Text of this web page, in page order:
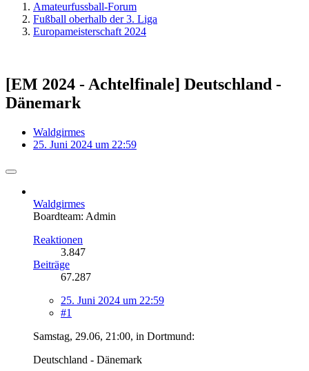
Amateurfussball-Forum
Fußball oberhalb der 3. Liga
Europameisterschaft 2024
[EM 2024 - Achtelfinale] Deutschland -
Dänemark
Waldgirmes
25. Juni 2024 um 22:59
Waldgirmes
Boardteam: Admin
Reaktionen
3.847
Beiträge
67.287
25. Juni 2024 um 22:59
#1
Samstag, 29.06, 21:00, in Dortmund:
Deutschland - Dänemark